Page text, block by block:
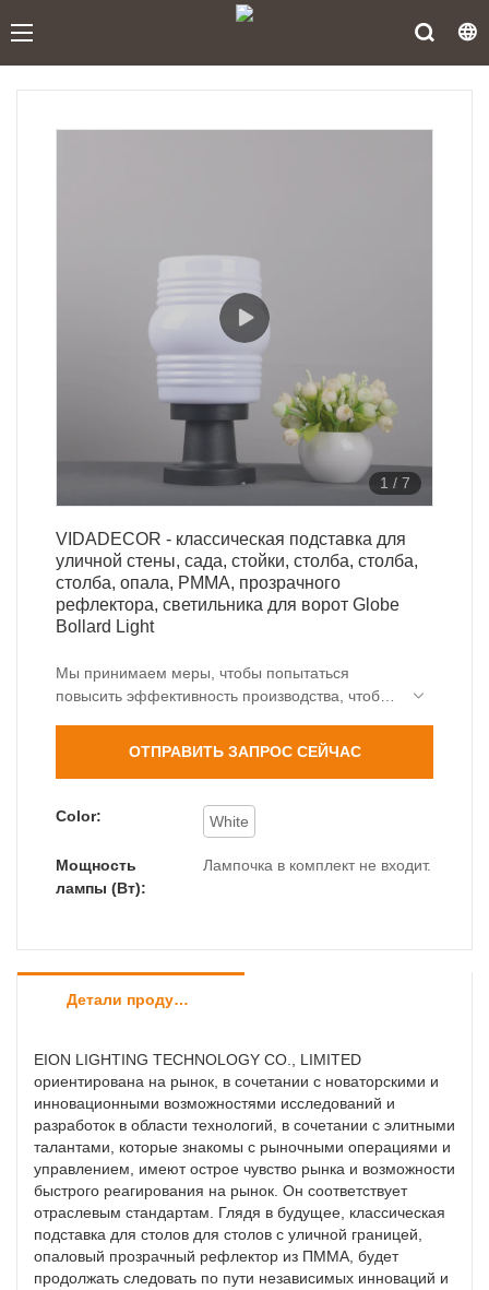
1 / 7
VIDADECOR - классическая подставка для
уличной стены, сада, стойки, столба, столба,
столба, опала, PMMA, прозрачного
рефлектора, светильника для ворот Globe
Bollard Light
Мы принимаем меры, чтобы попытаться
повысить эффективность производства, чтобы
мере того, как наши технические возможности
ограждения, садового стола, стойки для
столба, стойки из опала PMMA с прозрачным
отражателем. Теперь его можно использовать
для широкого спектра областей применения,
включая столбовые светильники.
ОТПРАВИТЬ ЗАПРОС СЕЙЧАС
Color: White
Мощность
лампы (Вт):
Лампочка в комплект не входит.
Детали продуктов
EION LIGHTING TECHNOLOGY CO., LIMITED
ориентирована на рынок, в сочетании с новаторскими и
инновационными возможностями исследований и
разработок в области технологий, в сочетании с элитными
талантами, которые знакомы с рыночными операциями и
управлением, имеют острое чувство рынка и возможности
быстрого реагирования на рынок. Он соответствует
отраслевым стандартам. Глядя в будущее, классическая
подставка для столов для столов с уличной границей,
опаловый прозрачный рефлектор из ПММА, будет
продолжать следовать по пути независимых инноваций и